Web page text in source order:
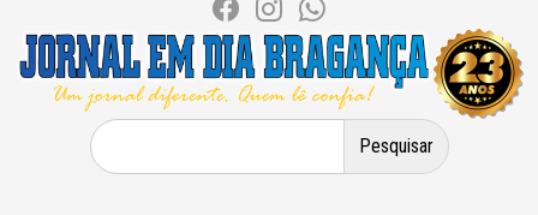
Pesquisar
por: